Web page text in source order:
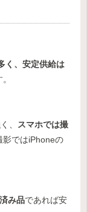
く、安定供給は
、
スマホでは撮
影ではiPhoneの
み品であれば安